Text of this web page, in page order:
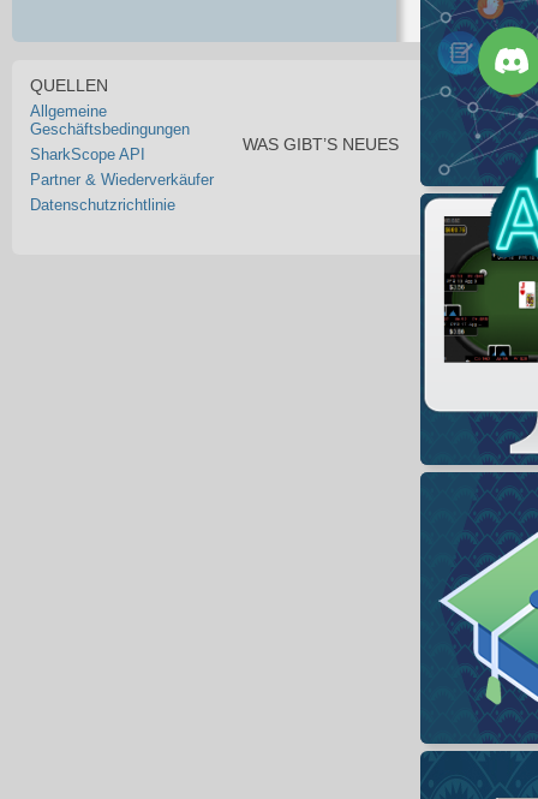
QUELLEN
Allgemeine
Geschäftsbedingungen
SharkScope API
Partner & Wiederverkäufer
Datenschutzrichtlinie
WAS GIBT’S NEUES